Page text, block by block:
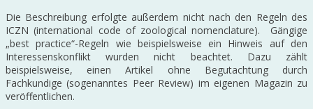
Die Beschreibung erfolgte außerdem nicht nach den Regeln des
ICZN (international code of zoological nomenclature). Gängige
„best practice“-Regeln wie beispielsweise ein Hinweis auf den
Interessenskonflikt wurden nicht beachtet. Dazu zählt
beispielsweise, einen Artikel ohne Begutachtung durch
Fachkundige (sogenanntes Peer Review) im eigenen Magazin zu
veröffentlichen.